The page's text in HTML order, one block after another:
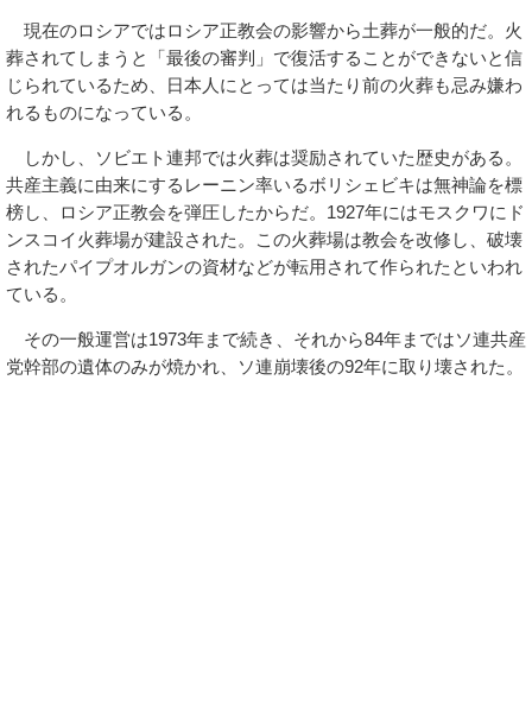
現在のロシアではロシア正教会の影響から土葬が一般的だ。火
葬されてしまうと「最後の審判」で復活することができないと信
じられているため、日本人にとっては当たり前の火葬も忌み嫌わ
れるものになっている。
しかし、ソビエト連邦では火葬は奨励されていた歴史がある。
共産主義に由来にするレーニン率いるボリシェビキは無神論を標
榜し、ロシア正教会を弾圧したからだ。1927年にはモスクワにド
ンスコイ火葬場が建設された。この火葬場は教会を改修し、破壊
されたパイプオルガンの資材などが転用されて作られたといわれ
ている。
その一般運営は1973年まで続き、それから84年まではソ連共産
党幹部の遺体のみが焼かれ、ソ連崩壊後の92年に取り壊された。